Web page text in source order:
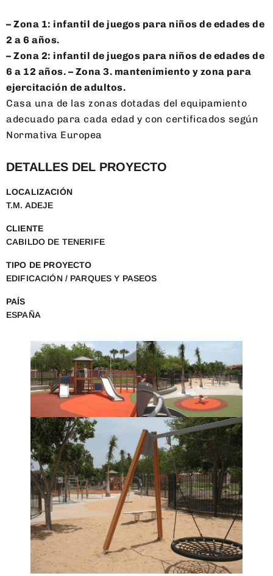
– Zona 1: infantil de juegos para niños de edades de
2 a 6 años.
– Zona 2: infantil de juegos para niños de edades de
6 a 12 años. – Zona 3. mantenimiento y zona para
ejercitación de adultos.
Casa una de las zonas dotadas del equipamiento
adecuado para cada edad y con certificados según
Normativa Europea
DETALLES DEL PROYECTO
LOCALIZACIÓN
T.M. ADEJE
CLIENTE
CABILDO DE TENERIFE
TIPO DE PROYECTO
EDIFICACIÓN / PARQUES Y PASEOS
PAÍS
ESPAÑA